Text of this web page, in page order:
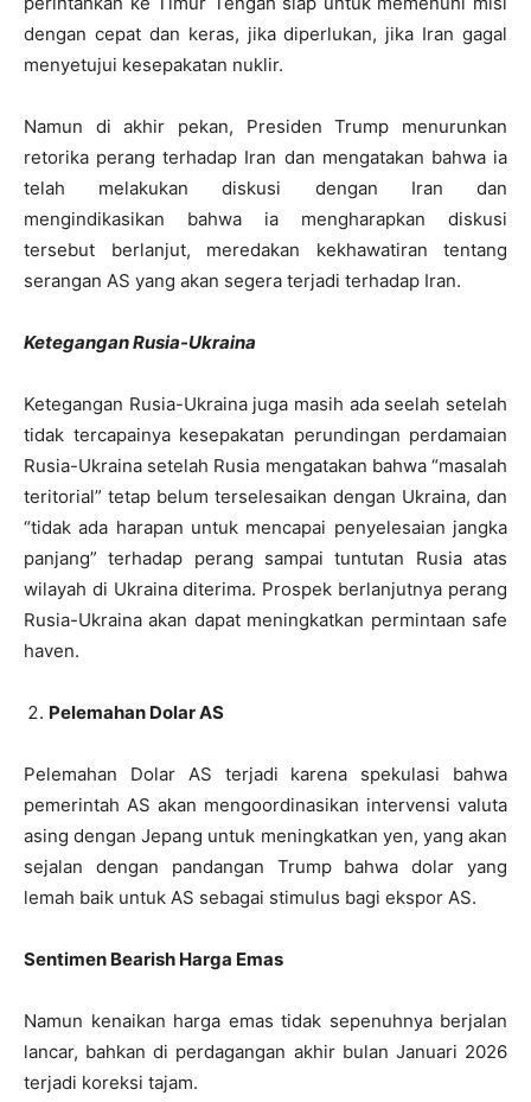
dengan cepat dan keras, jika diperlukan, jika Iran gagal
menyetujui kesepakatan nuklir.
Namun di akhir pekan, Presiden Trump menurunkan
retorika perang terhadap Iran dan mengatakan bahwa ia
telah melakukan diskusi dengan Iran dan
mengindikasikan bahwa ia mengharapkan diskusi
tersebut berlanjut, meredakan kekhawatiran tentang
serangan AS yang akan segera terjadi terhadap Iran.
Ketegangan Rusia-Ukraina
Ketegangan Rusia-Ukraina juga masih ada seelah setelah
tidak tercapainya kesepakatan perundingan perdamaian
Rusia-Ukraina setelah Rusia mengatakan bahwa “masalah
teritorial” tetap belum terselesaikan dengan Ukraina, dan
“tidak ada harapan untuk mencapai penyelesaian jangka
panjang” terhadap perang sampai tuntutan Rusia atas
wilayah di Ukraina diterima. Prospek berlanjutnya perang
Rusia-Ukraina akan dapat meningkatkan permintaan safe
haven.
Pelemahan Dolar AS
Pelemahan Dolar AS terjadi karena spekulasi bahwa
pemerintah AS akan mengoordinasikan intervensi valuta
asing dengan Jepang untuk meningkatkan yen, yang akan
sejalan dengan pandangan Trump bahwa dolar yang
lemah baik untuk AS sebagai stimulus bagi ekspor AS.
Sentimen Bearish Harga Emas
Namun kenaikan harga emas tidak sepenuhnya berjalan
lancar, bahkan di perdagangan akhir bulan Januari 2026
terjadi koreksi tajam.